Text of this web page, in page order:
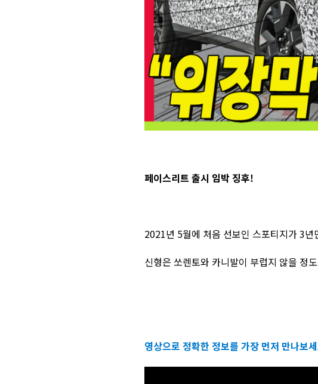
페이스리트 출시 임박 징후!
2021년 5월에 처음 선보인 스포티지가 3
신형은 쏘렌토와 카니발이 부럽지 않을 정
영상으로 정확한 정보를 가장 먼저 만나보